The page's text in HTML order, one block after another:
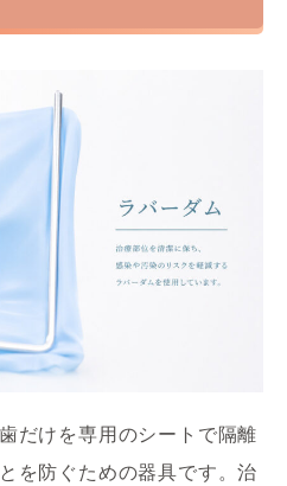
だけを専用のシートで隔離
を防ぐための器具です。治